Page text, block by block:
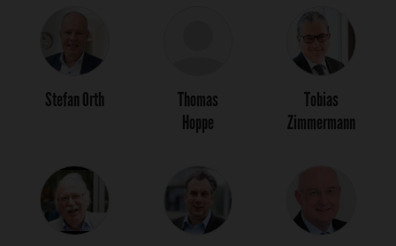
Stefan Orth
Thomas
Hoppe
Tobias
Zimmermann